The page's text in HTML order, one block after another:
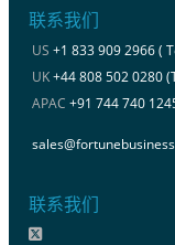
联系我们
US +1 833 909 2966 (
UK+44 808 502 0280
APAC +91 744 740
联系我们